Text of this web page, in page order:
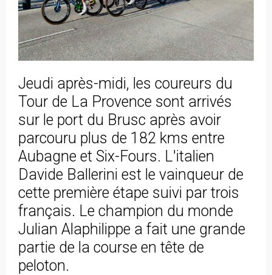
Jeudi après-midi, les coureurs du
Tour de La Provence sont arrivés
sur le port du Brusc après avoir
parcouru plus de 182 kms entre
Aubagne et Six-Fours. L'italien
Davide Ballerini est le vainqueur de
cette première étape suivi par trois
français. Le champion du monde
Julian Alaphilippe a fait une grande
partie de la course en tête de
peloton.